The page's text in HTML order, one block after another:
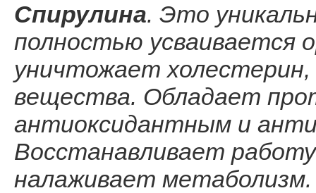
Спирулина. Это
полностью усваивается
уничтожает
вещества. Обладает
антиоксидантным и
Восстанавливает
налаживает метаболизм.